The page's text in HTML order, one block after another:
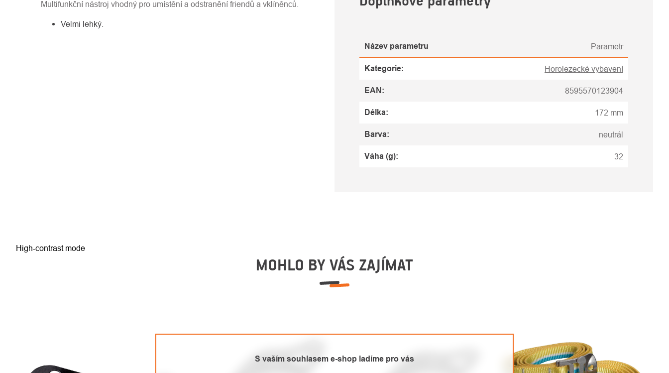
S vaším souhlasem e-shop ladíme pro vás
Multifunkční nástroj vhodný pro umístění a odstranění friendů a vklíněnců.
Velmi lehký.
Název parametru Parametr
Kategorie: Horolezecké vybavení
EAN: 8595570123904
Délka: 172 mm
Barva: neutrál
Váha (g): 32
High-contrast mode
MOHLO BY VÁS ZAJÍMAT